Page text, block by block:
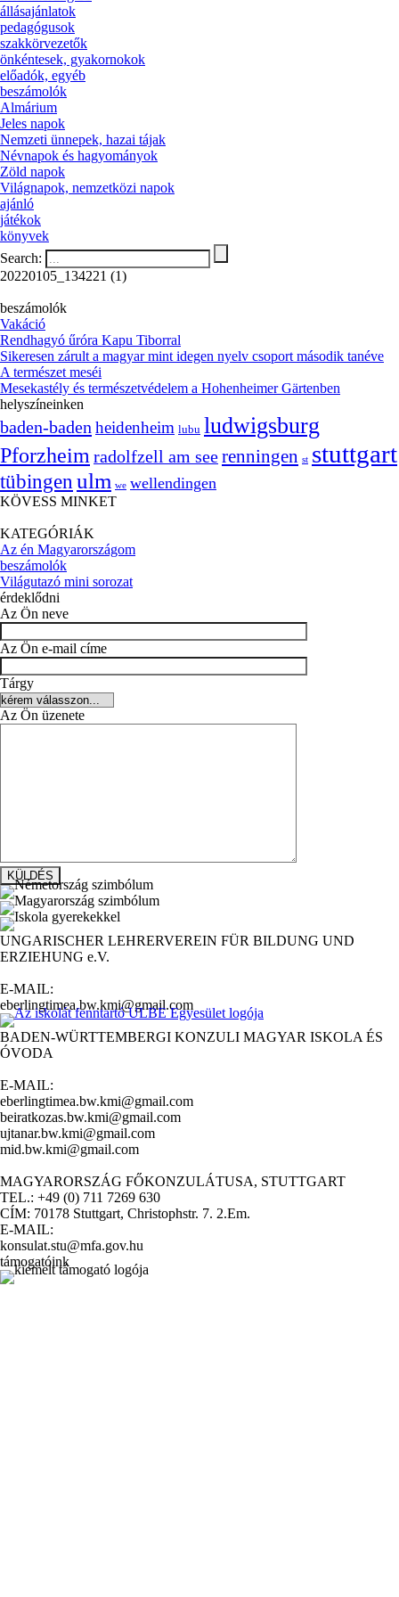
állásajánlatok
pedagógusok
szakkörvezetők
önkéntesek, gyakornokok
előadók, egyéb
beszámolók
Almárium
Jeles napok
Nemzeti ünnepek, hazai tájak
Névnapok és hagyományok
Zöld napok
Világnapok, nemzetközi napok
ajánló
játékok
könyvek
Search:
20220105_134221 (1)
beszámolók
Vakáció
Rendhagyó űróra Kapu Tiborral
Sikeresen zárult a magyar mint idegen nyelv csoport második tanéve
A természet meséi
Mesekastély és természetvédelem a Hohenheimer Gärtenben
helyszíneinken
baden-baden heidenheim lubu ludwigsburg
Pforzheim radolfzell am seerenningen st stuttgart
tübingen ulm we wellendingen
KÖVESS MINKET
KATEGÓRIÁK
Az én Magyarországom
beszámolók
Világutazó mini sorozat
érdeklődni
Az Ön neve
Az Ön e-mail címe
Tárgy
Az Ön üzenete
UNGARISCHER LEHRERVEREIN FÜR BILDUNG UND
ERZIEHUNG e.V.
E-MAIL:
eberlingtimea.bw.kmi@gmail.com
BADEN-WÜRTTEMBERGI KONZULI MAGYAR ISKOLA ÉS
ÓVODA
E-MAIL:
eberlingtimea.bw.kmi@gmail.com
beiratkozas.bw.kmi@gmail.com
ujtanar.bw.kmi@gmail.com
mid.bw.kmi@gmail.com
MAGYARORSZÁG FŐKONZULÁTUSA, STUTTGART
TEL.: +49 (0) 711 7269 630
CÍM: 70178 Stuttgart, Christophstr. 7. 2.Em.
E-MAIL:
konsulat.stu@mfa.gov.hu
támogatóink